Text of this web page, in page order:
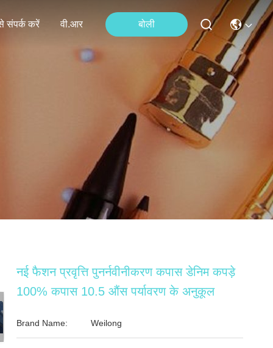
संपर्क करें वी.आर बोली
नई फैशन प्रवृत्ति पुनर्नवीनीकरण कपास डेनिम कपड़े
100% कपास 10.5 औंस पर्यावरण के अनुकूल
Brand Name: Weilong